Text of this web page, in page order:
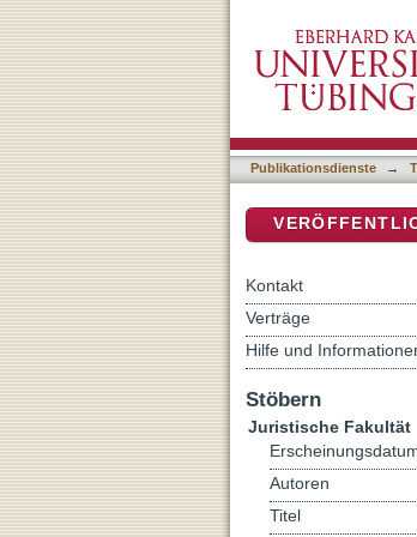
Publikationsdienste →
Kontakt
Verträge
Hilfe und
Stöbern
Juristische Fakultät
Autoren
Titel